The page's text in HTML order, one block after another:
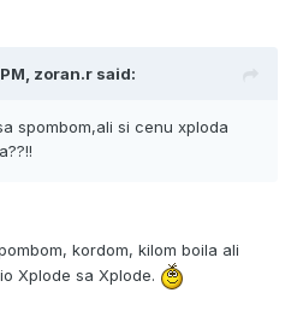
zoran.r said:
spombom,ali si cenu xploda
kordom, kilom boila ali
Xplode sa Xplode.